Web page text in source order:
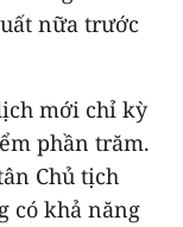
nữa trước
mới chỉ kỳ
phần trăm.
Chủ tịch
có khả năng